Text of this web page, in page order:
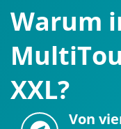
Warum
XXL?
Von